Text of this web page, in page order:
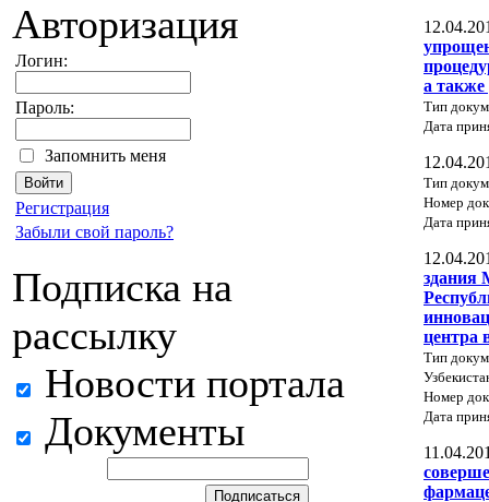
Авторизация
Логин:
Пароль:
Запомнить меня
Регистрация
Забыли свой пароль?
Подписка на
рассылку
Новости портала
Документы
а также
Тип
Дата
Тип
Номер
Дата
здания
центра
Тип
Номер
Дата